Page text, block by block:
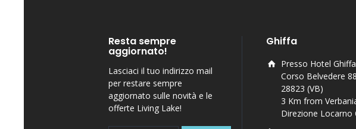
Resta sempre
aggiornato!
Lasciaci il tuo indirizzo mail
per restare sempre
aggiornato sulle novità e le
offerte Living Lake!
Ghiffa
Presso Hotel
Corso Belvedere
28823 (VB)
3 Km from
Direzione Locarno